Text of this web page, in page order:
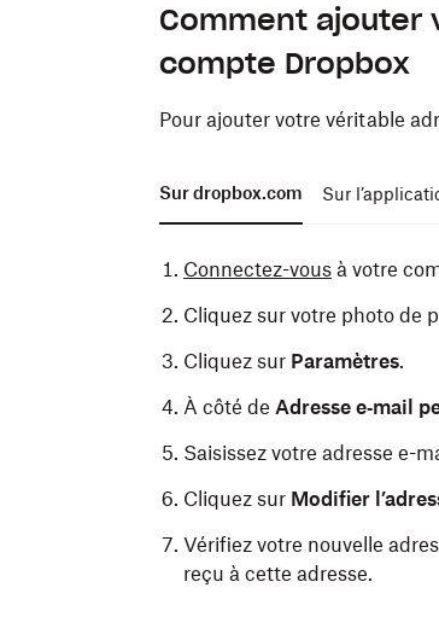
Comment ajouter
compte Dropbox
Pour ajouter votre véritable
Sur dropbox.com Sur
Connectez-vous à votre
Cliquez sur votre photo de
Cliquez sur Paramètres.
À côté de Adresse e‑mail
Saisissez votre adresse e-
Cliquez sur Modifier
Vérifiez votre nouvelle
reçu à cette adresse.